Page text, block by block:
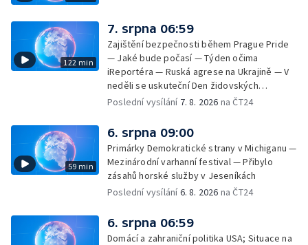
122 min
7. srpna 06:59
Zajištění bezpečnosti během Prague Pride
— Jaké bude počasí — Týden očima
iReportéra — Ruská agrese na Ukrajině — V
neděli se uskuteční Den židovských
památek — Vila Tugendhat slaví 25 let na
atletice 2026 — Výzkum: epidemie digitálních
závislostí je mýtus — Demolice vyhořelé
výškové budovy ve Zlíně
Poslední vysílání 7. 8. 2026 na ČT24
59 min
6. srpna 09:00
Primárky Demokratické strany v Michiganu —
Mezinárodní varhanní festival — Přibylo
zásahů horské služby v Jeseníkách
Poslední vysílání6. 8. 2026 na ČT24
6. srpna 06:59
Domácí a zahraniční politika USA; Situace na